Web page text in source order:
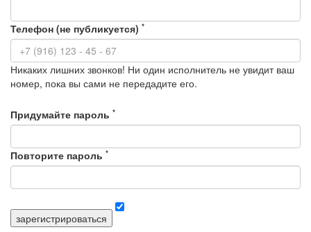
Телефон (не публикуется) *
Никаких лишних звонков! Ни один исполнитель не увидит ваш
номер, пока вы сами не передадите его.
Придумайте пароль *
Повторите пароль *
зарегистрироваться